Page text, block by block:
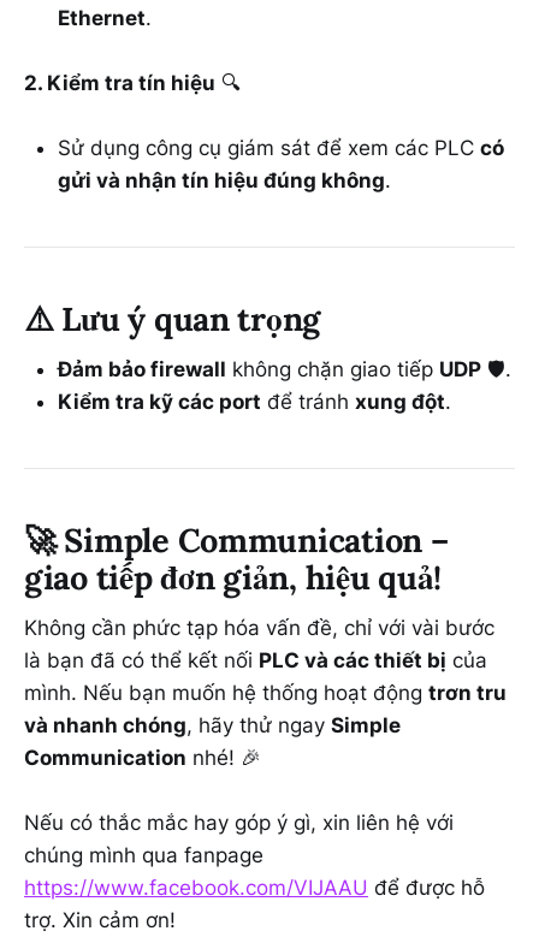
Ethernet.
2. Kiểm tra tín hiệu 🔍
Sử dụng công cụ giám sát để xem các PLC có
gửi và nhận tín hiệu đúng không.
⚠️ Lưu ý quan trọng
Đảm bảo firewall không chặn giao tiếp UDP 🛡️.
Kiểm tra kỹ các port để tránh xung đột.
🚀Simple Communication –
giao tiếp đơn giản, hiệu quả!
Không cần phức tạp hóa vấn đề, chỉ với vài bước
là bạn đã có thể kết nối PLC và các thiết bị của
mình. Nếu bạn muốn hệ thống hoạt động trơn tru
và nhanh chóng, hãy thử ngay Simple
Communication nhé! 🎉
Nếu có thắc mắc hay góp ý gì, xin liên hệ với
chúng mình qua fanpage
https://www.facebook.com/VIJAAU để được hỗ
trợ. Xin cảm ơn!